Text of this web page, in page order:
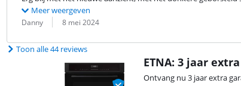
Meer weergeven
Beoordeling door:
Danny
Datum: 8 mei 2024
Toon alle 44 reviews
ETNA: 3 jaar
Ontvang nu 3 jaar extra